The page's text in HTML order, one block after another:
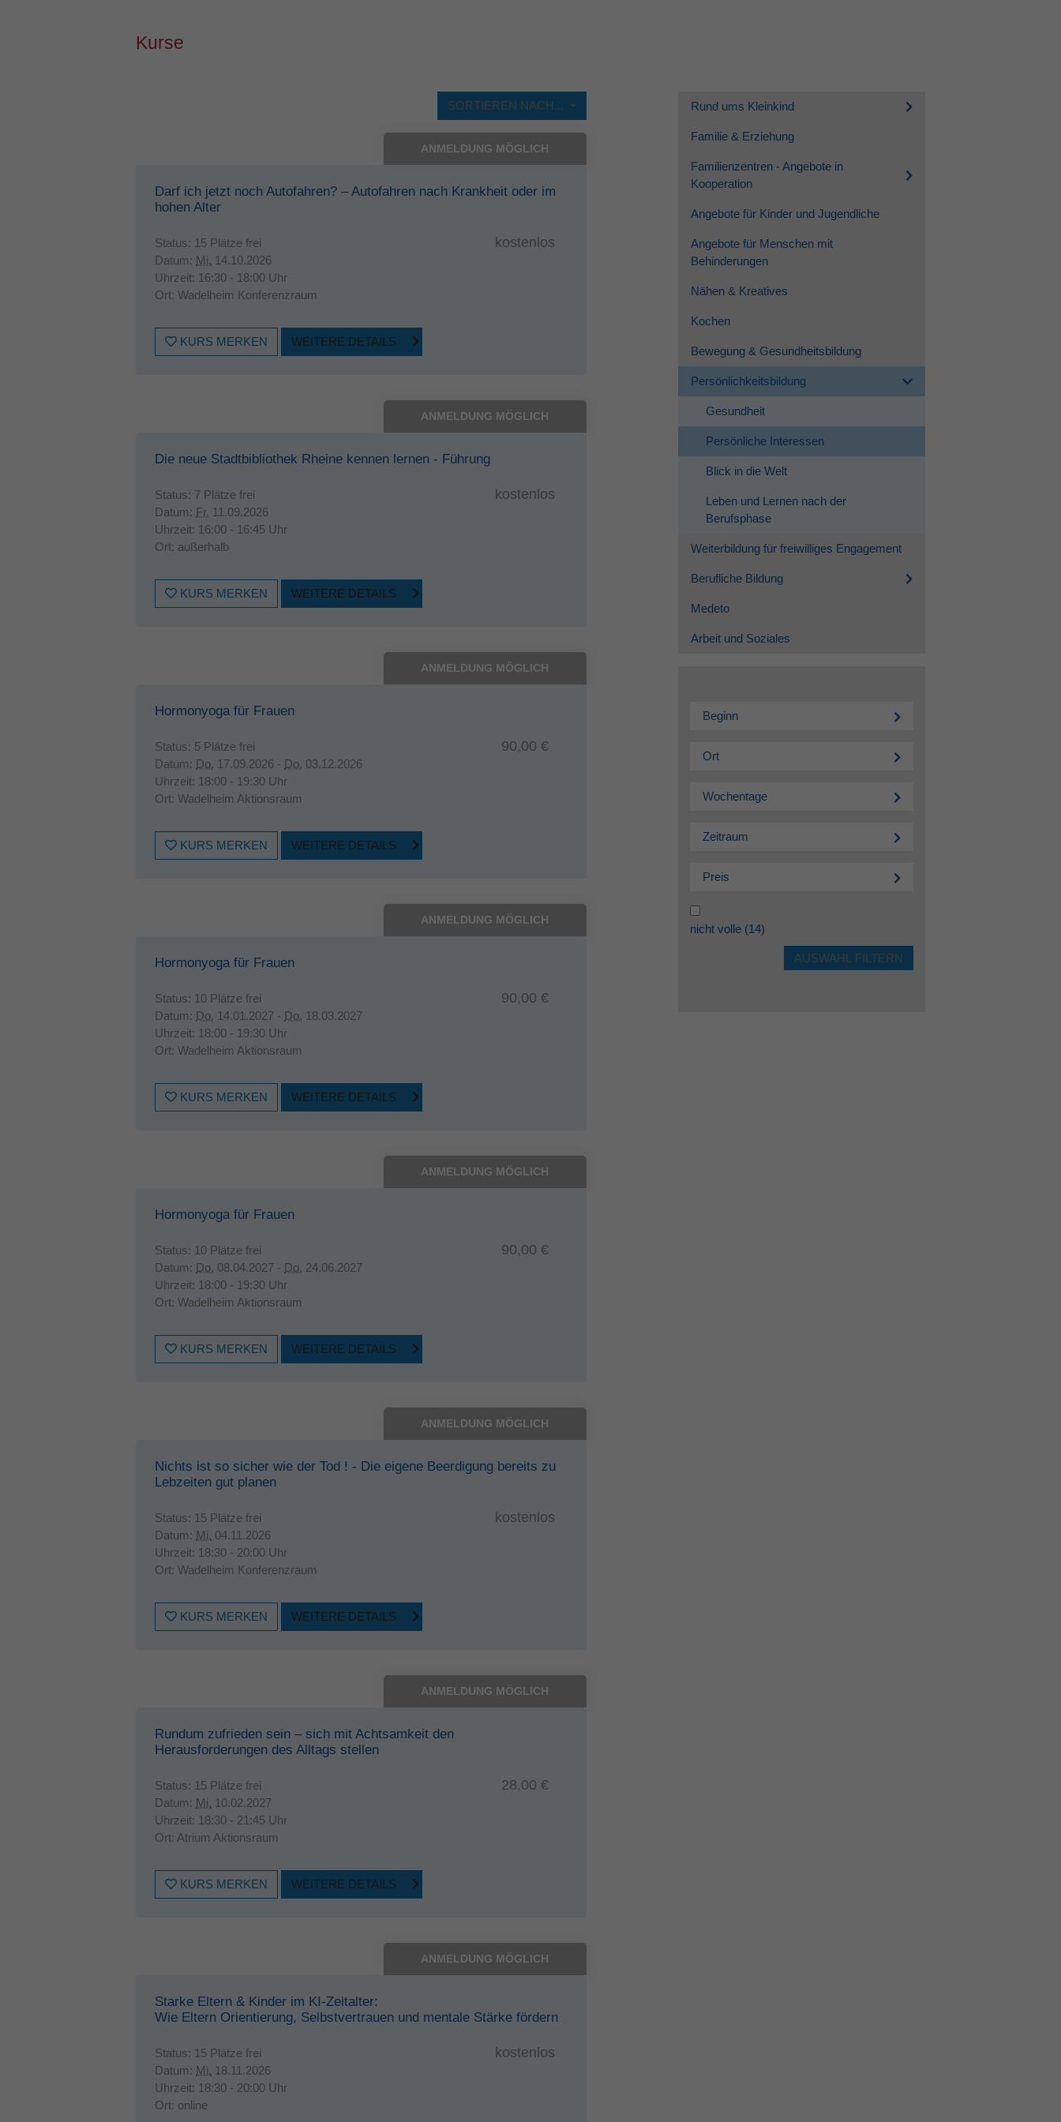
Kurse
SORTIEREN NACH...
ANMELDUNG MÖGLICH
Darf ich jetzt noch Autofahren? – Autofahren nach Krankheit oder im
hohen Alter
Status: 15 Plätze frei
Datum: Mi. 14.10.2026
Uhrzeit: 16:30 - 18:00 Uhr
Ort: Wadelheim Konferenzraum
kostenlos
KURS MERKEN WEITERE DETAILS
ANMELDUNG MÖGLICH
Die neue Stadtbibliothek Rheine kennen lernen - Führung
Status: 7 Plätze frei
Datum: Fr. 11.09.2026
Uhrzeit: 16:00 - 16:45 Uhr
Ort: außerhalb
kostenlos
KURS MERKEN WEITERE DETAILS
ANMELDUNG MÖGLICH
Hormonyoga für Frauen
Status: 5 Plätze frei
Datum: Do. 17.09.2026 - Do. 03.12.2026
Uhrzeit: 18:00 - 19:30 Uhr
Ort: Wadelheim Aktionsraum
90,00 €
KURS MERKEN WEITERE DETAILS
ANMELDUNG MÖGLICH
Hormonyoga für Frauen
Status: 10 Plätze frei
Datum: Do. 14.01.2027 - Do. 18.03.2027
Uhrzeit: 18:00 - 19:30 Uhr
Ort: Wadelheim Aktionsraum
90,00 €
KURS MERKEN WEITERE DETAILS
ANMELDUNG MÖGLICH
Hormonyoga für Frauen
Status: 10 Plätze frei
Datum: Do. 08.04.2027 - Do. 24.06.2027
Uhrzeit: 18:00 - 19:30 Uhr
Ort: Wadelheim Aktionsraum
90,00 €
KURS MERKEN WEITERE DETAILS
ANMELDUNG MÖGLICH
Nichts ist so sicher wie der Tod ! - Die eigene Beerdigung bereits zu
Lebzeiten gut planen
Status: 15 Plätze frei
Datum: Mi. 04.11.2026
Uhrzeit: 18:30 - 20:00 Uhr
Ort: Wadelheim Konferenzraum
kostenlos
KURS MERKEN WEITERE DETAILS
ANMELDUNG MÖGLICH
Rundum zufrieden sein – sich mit Achtsamkeit den
Herausforderungen des Alltags stellen
Status: 15 Plätze frei
Datum: Mi. 10.02.2027
Uhrzeit: 18:30 - 21:45 Uhr
Ort: Atrium Aktionsraum
28,00 €
KURS MERKEN WEITERE DETAILS
ANMELDUNG MÖGLICH
Starke Eltern & Kinder im KI-Zeitalter:
Wie Eltern Orientierung, Selbstvertrauen und mentale Stärke fördern
Status: 15 Plätze frei
Datum: Mi. 18.11.2026
Uhrzeit: 18:30 - 20:00 Uhr
Ort: online
kostenlos
Rund ums Kleinkind
Familie & Erziehung
Familienzentren - Angebote in
Kooperation
Angebote für Kinder und Jugendliche
Angebote für Menschen mit
Behinderungen
Nähen & Kreatives
Kochen
Bewegung & Gesundheitsbildung
Persönlichkeitsbildung
Gesundheit
Persönliche Interessen
Blick in die Welt
Leben und Lernen nach der
Berufsphase
Weiterbildung für freiwilliges Engagement
Berufliche Bildung
Medeto
Arbeit und Soziales
Beginn
Ort
Wochentage
Zeitraum
Preis
nicht volle(14)